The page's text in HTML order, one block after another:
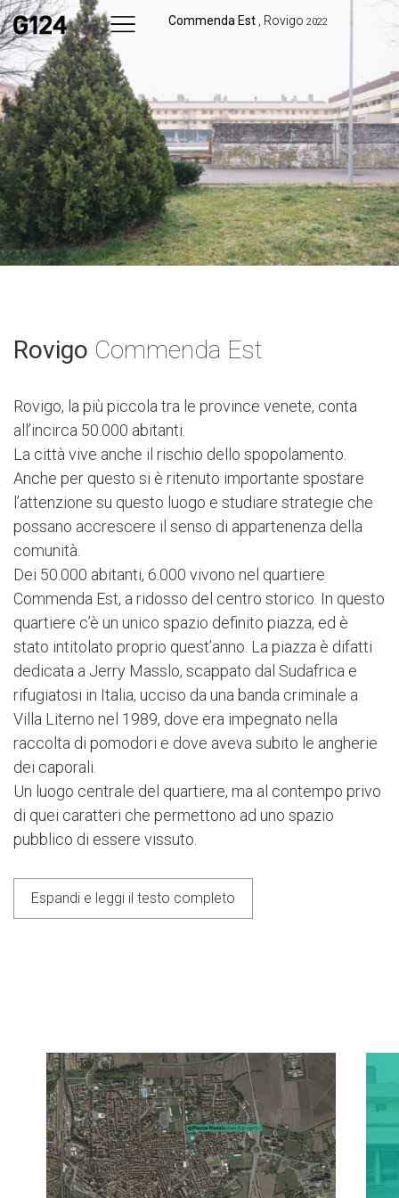
Commenda Est , Rovigo2022
Rovigo Commenda Est
Rovigo, la più piccola tra le province venete, conta
all’incirca 50.000 abitanti.
La città vive anche il rischio dello spopolamento.
Anche per questo si è ritenuto importante spostare
l’attenzione su questo luogo e studiare strategie che
possano accrescere il senso di appartenenza della
comunità.
Dei 50.000 abitanti, 6.000 vivono nel quartiere
Commenda Est, a ridosso del centro storico. In questo
quartiere c’è un unico spazio definito piazza, ed è
stato intitolato proprio quest’anno. La piazza è difatti
dedicata a Jerry Masslo, scappato dal Sudafrica e
rifugiatosi in Italia, ucciso da una banda criminale a
Villa Literno nel 1989, dove era impegnato nella
raccolta di pomodori e dove aveva subito le angherie
dei caporali.
Un luogo centrale del quartiere, ma al contempo privo
di quei caratteri che permettono ad uno spazio
pubblico di essere vissuto.
Espandi e leggi il testo completo